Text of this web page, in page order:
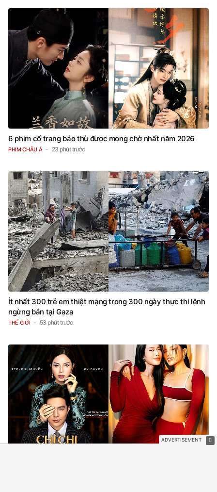
6 phim cổ trang báo thù được mong chờ nhất năm 2026
PHIM CHÂU Á 23 phút trước
Ít nhất 300 trẻ em thiệt mạng trong 300 ngày thực thi lệnh
ngừng bắn tại Gaza
THẾ GIỚI 53 phút trước